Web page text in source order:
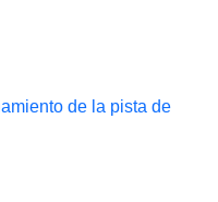
de la pista de